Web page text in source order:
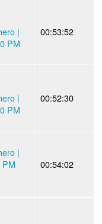
|
PM
00:53:52
|
PM
00:52:30
|
00:54:02